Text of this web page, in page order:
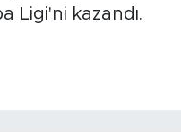
Ligi'ni kazandı.